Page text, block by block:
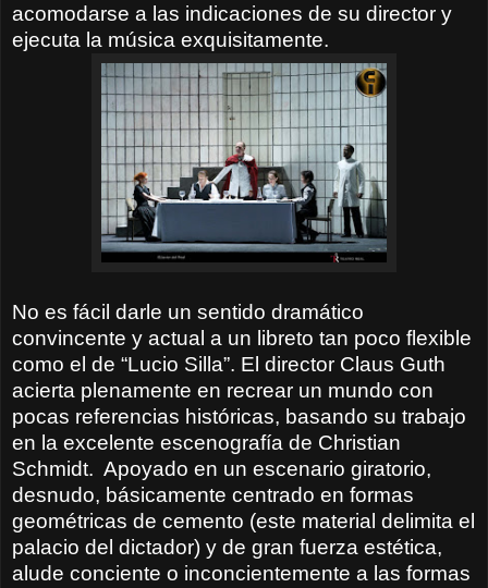
acomodarse a las indicaciones de su director y
ejecuta la música exquisitamente.
No es fácil darle un sentido dramático
convincente y actual a un libreto tan poco flexible
como el de “Lucio Silla”. El director Claus Guth
acierta plenamente en recrear un mundo con
pocas referencias históricas, basando su trabajo
en la excelente escenografía de Christian
Schmidt. Apoyado en un escenario giratorio,
desnudo, básicamente centrado en formas
geométricas de cemento (este material delimita el
palacio del dictador) y de gran fuerza estética,
alude conciente o inconcientemente a las formas